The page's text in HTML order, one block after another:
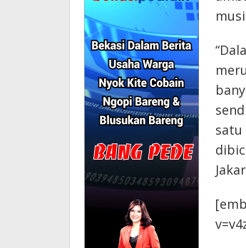
satu